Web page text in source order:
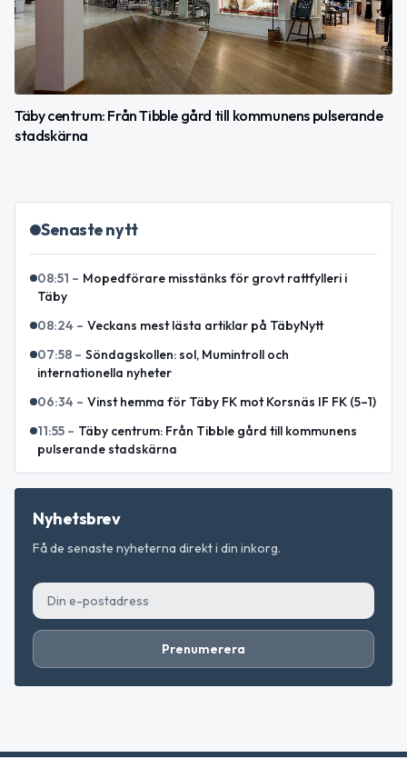
Täby centrum: Från Tibble gård till kommunens pulserande
stadskärna
Senaste nytt
08:51 – Mopedförare misstänks för grovt rattfylleri i
Täby
08:24 – Veckans mest lästa artiklar på TäbyNytt
07:58 – Söndagskollen: sol, Mumintroll och
internationella nyheter
06:34 – Vinst hemma för Täby FK mot Korsnäs IF FK (5–1)
11:55 – Täby centrum: Från Tibble gård till kommunens
pulserande stadskärna
Nyhetsbrev
Få de senaste nyheterna direkt i din inkorg.
Prenumerera